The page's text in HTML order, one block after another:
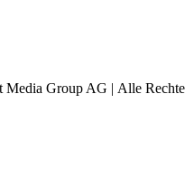
Group AG | Alle Rechte